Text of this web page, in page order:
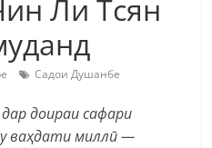
Ли Тсян
Садои Душанбе
доираи сафари
ваҳдати миллӣ —